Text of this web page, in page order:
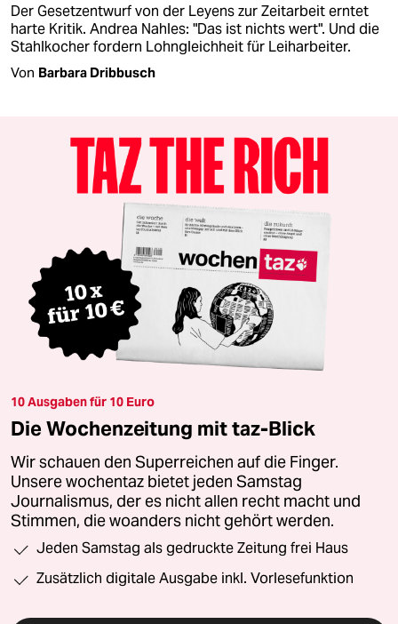
Der Gesetzentwurf von der Leyens zur Zeitarbeit erntet
harte Kritik. Andrea Nahles: "Das ist nichts wert". Und die
Stahlkocher fordern Lohngleichheit für Leiharbeiter.
Von Barbara Dribbusch
10 Ausgaben für 10 Euro
Die Wochenzeitung mit taz-Blick
Wir schauen den Superreichen auf die Finger.
Unsere wochentaz bietet jeden Samstag
Journalismus, der es nicht allen recht macht und
Stimmen, die woanders nicht gehört werden.
Jeden Samstag als gedruckte Zeitung frei Haus
Zusätzlich digitale Ausgabe inkl. Vorlesefunktion